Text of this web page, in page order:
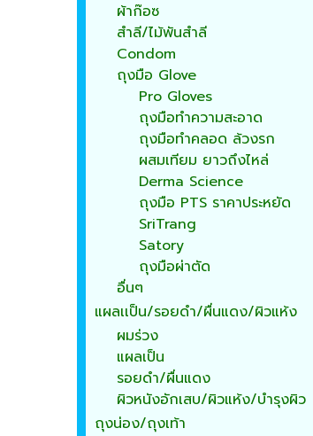
ผ้าก๊อซ
สำลี/ไม้พันสำลี
Condom
ถุงมือ Glove
Pro Gloves
ถุงมือทำความสะอาด
ถุงมือทำคลอด ล้วงรก
ผสมเทียม ยาวถึงไหล่
Derma Science
ถุงมือ PTS ราคาประหยัด
SriTrang
Satory
ถุงมือผ่าตัด
อื่นๆ
แผลเเป็น/รอยดำ/ผื่นแดง/ผิวแห้ง
ผมร่วง
แผลเป็น
รอยดำ/ผื่นแดง
ผิวหนังอักเสบ/ผิวแห้ง/บำรุงผิว
ถุงน่อง/ถุงเท้า